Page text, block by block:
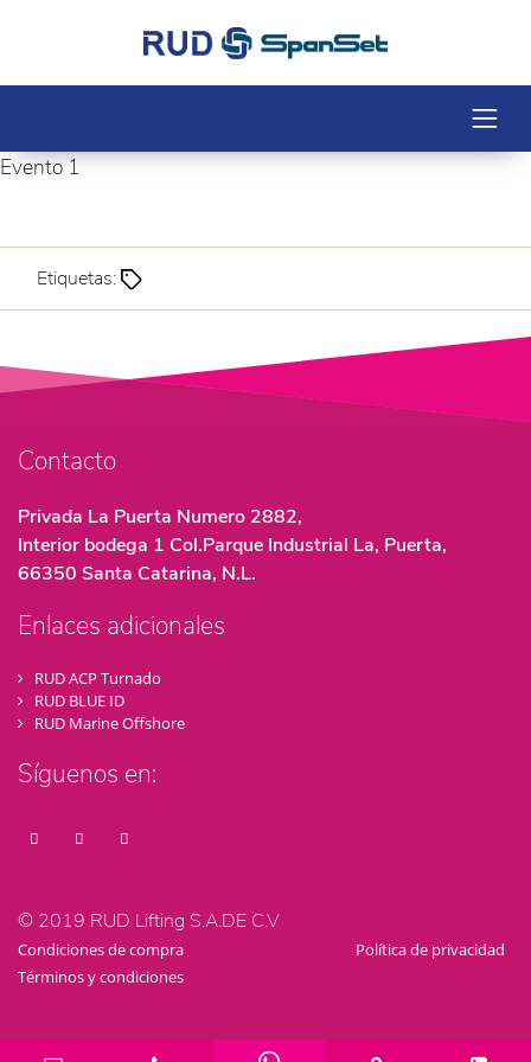
Evento 1
Etiquetas:
Contacto
Privada La Puerta Numero 2882,
Interior bodega 1 Col.Parque Industrial La, Puerta,
66350 Santa Catarina, N.L.
Enlaces adicionales
RUD ACP Turnado
RUD BLUE ID
RUD Marine Offshore
Síguenos en:
© 2019 RUD Lifting S.A.DE C.V
Condiciones de compra
Política de privacidad
Términos y condiciones